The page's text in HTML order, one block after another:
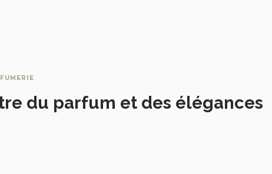
du parfum et des élégances